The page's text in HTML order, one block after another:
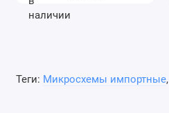
Теги: Микросхемы импортные,